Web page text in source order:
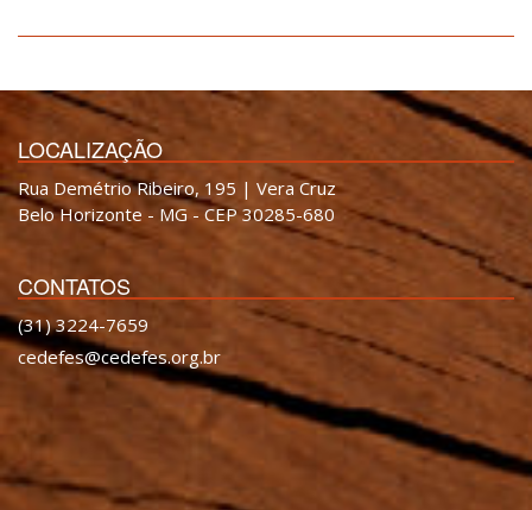
LOCALIZAÇÃO
Rua Demétrio Ribeiro, 195 | Vera Cruz
Belo Horizonte - MG - CEP 30285-680
CONTATOS
(31) 3224-7659
cedefes@cedefes.org.br